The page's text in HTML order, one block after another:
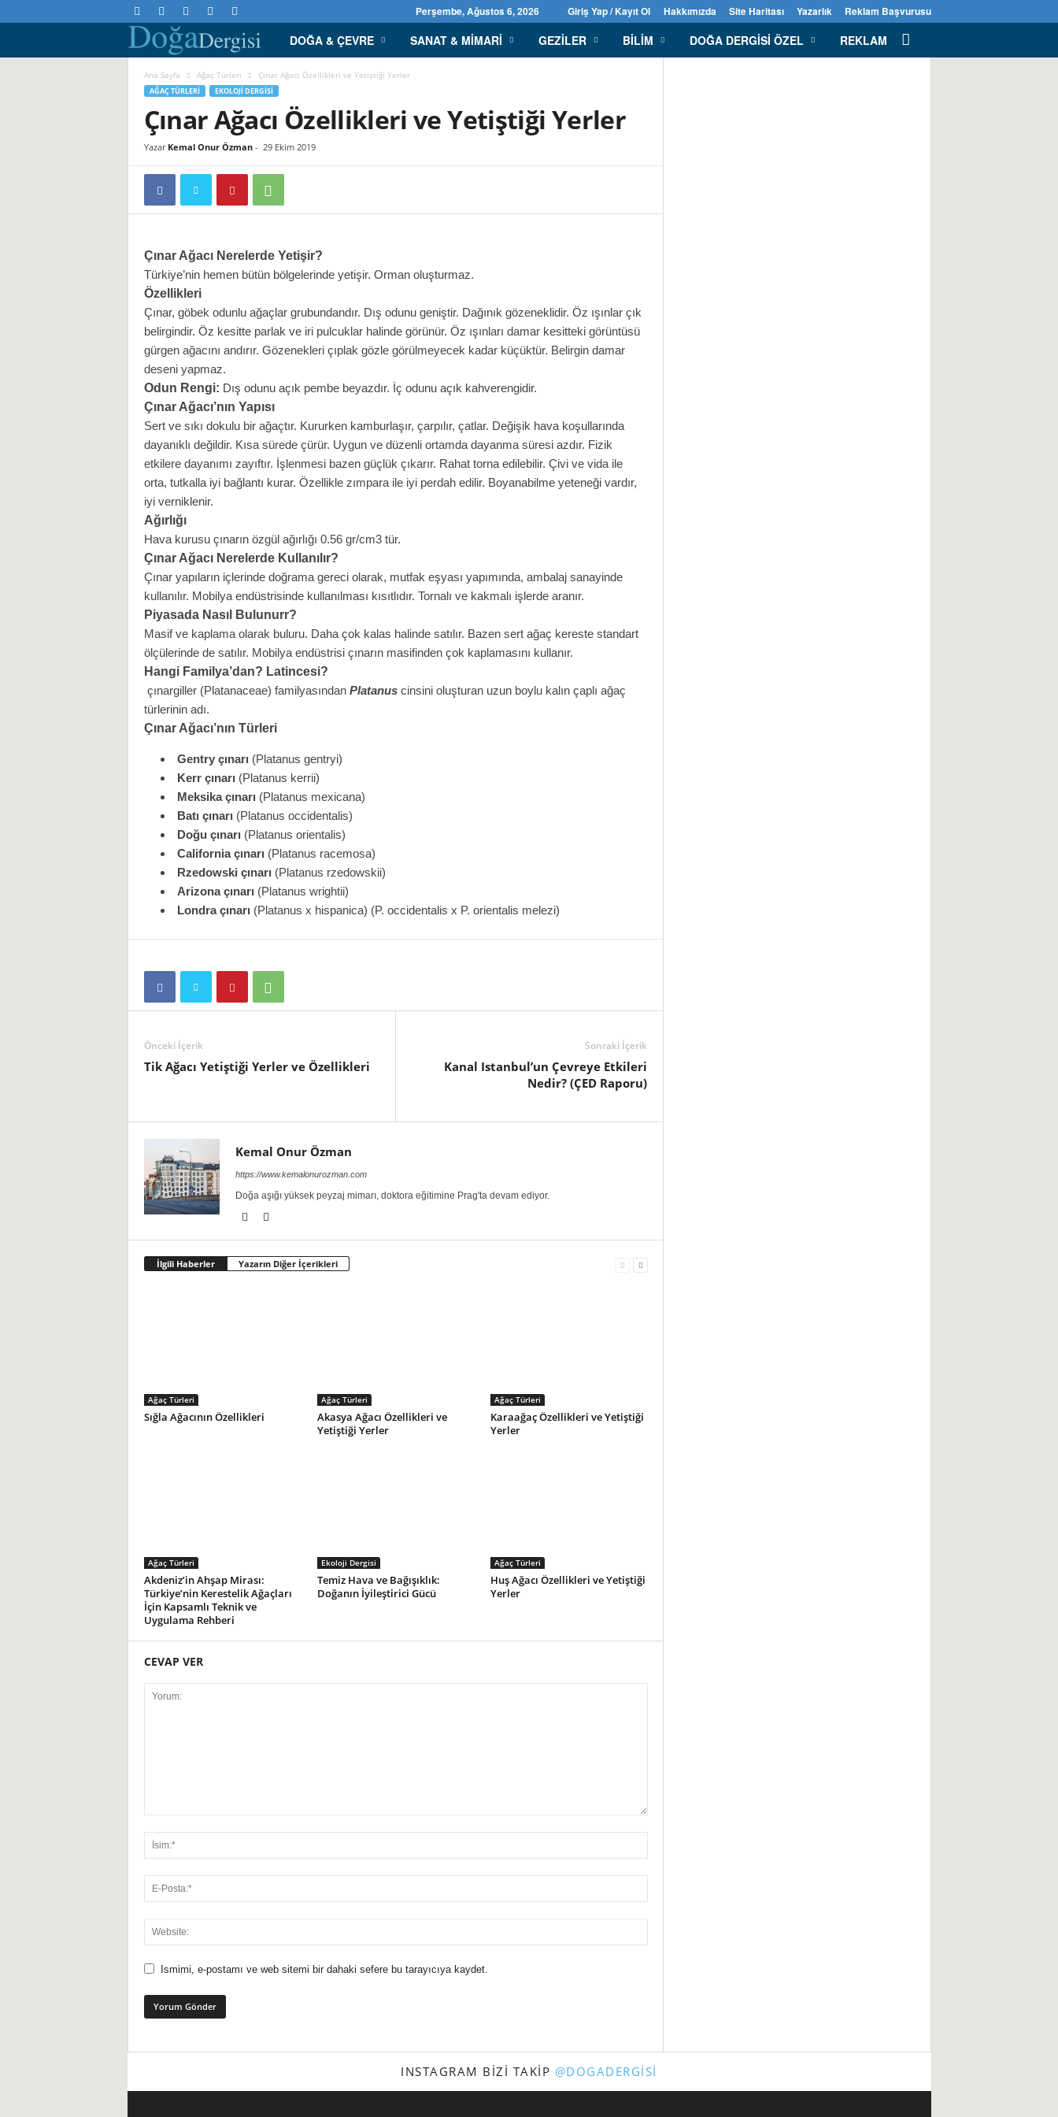
Perşembe, Ağustos 6, 2026 Giriş Yap / Kayıt Ol Hakkımızda Site Haritası Yazarlık Reklam Başvurusu
o
a
D
e
g
i
s
i
DOĞA & ÇEVRE SANAT & MIMARI GEZILER BILIM DOĞA DERGISI ÖZEL REKLAM
Ana Sayfa Ağaç Türleri Çınar Ağacı Özellikleri ve Yetiştiği Yerler
AĞAÇ TÜRLERI EKOLOJI DERGISI
Çınar Ağacı Özellikleri ve Yetiştiği Yerler
Yazar Kemal Onur Özman- 29 Ekim 2019
Çınar Ağacı Nerelerde Yetişir?
Türkiye’nin hemen bütün bölgelerinde yetişir. Orman oluşturmaz.
Özellikleri
Çınar, göbek odunlu ağaçlar grubundandır. Dış odunu geniştir. Dağınık gözeneklidir. Öz ışınlar çık
belirgindir. Öz kesitte parlak ve iri pulcuklar halinde görünür. Öz ışınları damar kesitteki görüntüsü
gürgen ağacını andırır. Gözenekleri çıplak gözle görülmeyecek kadar küçüktür. Belirgin damar
deseni yapmaz.
Odun Rengi: Dış odunu açık pembe beyazdır. İç odunu açık kahverengidir.
Çınar Ağacı’nın Yapısı
Sert ve sıkı dokulu bir ağaçtır. Kururken kamburlaşır, çarpılır, çatlar. Değişik hava koşullarında
dayanıklı değildir. Kısa sürede çürür. Uygun ve düzenli ortamda dayanma süresi azdır. Fizik
etkilere dayanımı zayıftır. İşlenmesi bazen güçlük çıkarır. Rahat torna edilebilir. Çivi ve vida ile
orta, tutkalla iyi bağlantı kurar. Özellikle zımpara ile iyi perdah edilir. Boyanabilme yeteneği vardır,
iyi verniklenir.
Ağırlığı
Hava kurusu çınarın özgül ağırlığı 0.56 gr/cm3 tür.
Çınar Ağacı Nerelerde Kullanılır?
Çınar yapıların içlerinde doğrama gereci olarak, mutfak eşyası yapımında, ambalaj sanayinde
kullanılır. Mobilya endüstrisinde kullanılması kısıtlıdır. Tornalı ve kakmalı işlerde aranır.
Piyasada Nasıl Bulunurr?
Masif ve kaplama olarak buluru. Daha çok kalas halinde satılır. Bazen sert ağaç kereste standart
ölçülerinde de satılır. Mobilya endüstrisi çınarın masifinden çok kaplamasını kullanır.
Hangi Familya’dan? Latincesi?
çınargiller (Platanaceae) familyasından Platanuscinsini oluşturan uzun boylu kalın çaplı ağaç
türlerinin adı.
Çınar Ağacı’nın Türleri
Gentry çınarı(Platanus gentryi)
Kerr çınarı(Platanus kerrii)
Meksika çınarı(Platanus mexicana)
Batı çınarı(Platanus occidentalis)
Doğu çınarı(Platanus orientalis)
California çınarı(Platanus racemosa)
Rzedowski çınarı(Platanus rzedowskii)
Arizona çınarı(Platanus wrightii)
Londra çınarı(Platanus x hispanica) (P. occidentalis x P. orientalis melezi)
Önceki İçerik
Tik Ağacı Yetiştiği Yerler ve Özellikleri
Sonraki İçerik
Kanal Istanbul’un Çevreye Etkileri
Nedir? (ÇED Raporu)
Kemal Onur Özman
https://www.kemalonurozman.com
Doğa aşığı yüksek peyzaj mimarı, doktora eğitimine Prag'ta devam ediyor.
İlgili Haberler Yazarın Diğer İçerikleri
Ağaç Türleri
Sığla Ağacının Özellikleri
Ağaç Türleri
Akasya Ağacı Özellikleri ve
Yetiştiği Yerler
Ağaç Türleri
Karaağaç Özellikleri ve Yetiştiği
Yerler
Ağaç Türleri
Akdeniz’in Ahşap Mirası:
Türkiye’nin Kerestelik Ağaçları
İçin Kapsamlı Teknik ve
Uygulama Rehberi
Ekoloji Dergisi
Temiz Hava ve Bağışıklık:
Doğanın İyileştirici Gücü
Ağaç Türleri
Huş Ağacı Özellikleri ve Yetiştiği
Yerler
CEVAP VER
Ismimi, e-postamı ve web sitemi bir dahaki sefere bu tarayıcıya kaydet.
INSTAGRAM BIZI TAKIP @DOGADERGISI